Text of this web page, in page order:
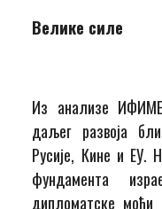
Велике силе
Из анализе
даљег развоја
Русије, Кине и ЕУ.
фундамента
дипломатске